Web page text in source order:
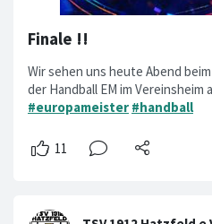
Finale !!
Wir sehen uns heute Abend
der Handball EM im Vereinsheim
#europameister #handball